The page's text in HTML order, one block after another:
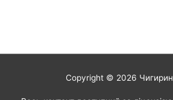
Copyright © 2026